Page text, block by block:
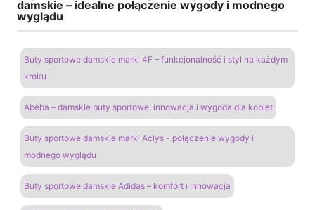
damskie – idealne połączenie wygody i modnego
wyglądu
Buty sportowe damskie marki 4F – funkcjonalność i styl na każdym
kroku
Abeba – damskie buty sportowe, innowacja i wygoda dla kobiet
Buty sportowe damskie marki Aclys - połączenie wygody i
modnego wyglądu
Buty sportowe damskie Adidas – komfort i innowacja